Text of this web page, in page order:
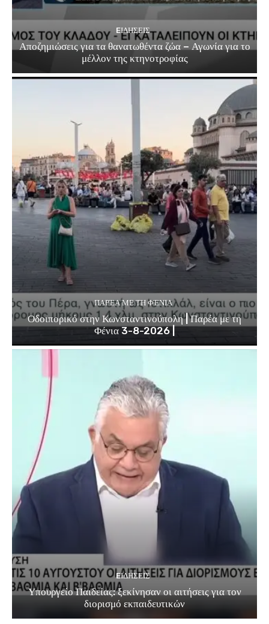
EΙΔΗΣΕΙΣ
Αποζημιώσεις για τα θανατωθέντα ζώα – Αγωνία για το
μέλλον της κτηνοτροφίας
ΠΑΡΈΑ ΜΕ ΤΗ ΦΈΝΙΑ
Οδοιπορικό στην Κωνσταντινούπολη | Παρέα με τη
Φένια 3-8-2026 |
EΙΔΗΣΕΙΣ
Υπουργείο Παιδείας: ξεκίνησαν οι αιτήσεις για τον
διορισμό εκπαιδευτικών